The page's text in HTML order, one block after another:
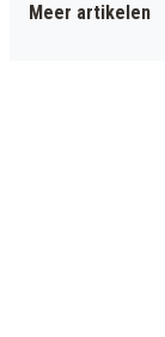
Meer artikelen